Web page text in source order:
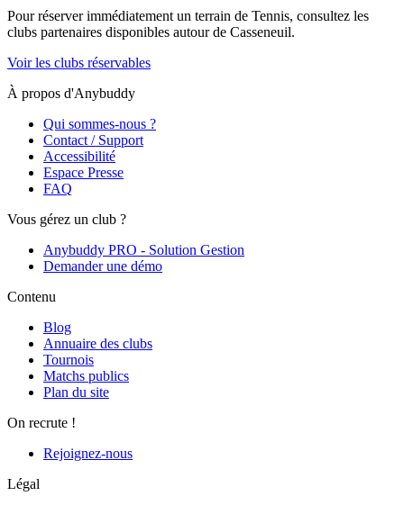
Pour réserver immédiatement un terrain de Tennis, consultez les
clubs partenaires disponibles autour de Casseneuil.
Voir les clubs réservables
À propos d'Anybuddy
Qui sommes-nous ?
Contact / Support
Accessibilité
Espace Presse
FAQ
Vous gérez un club ?
Anybuddy PRO - Solution Gestion
Demander une démo
Contenu
Blog
Annuaire des clubs
Tournois
Matchs publics
Plan du site
On recrute !
Rejoignez-nous
Légal